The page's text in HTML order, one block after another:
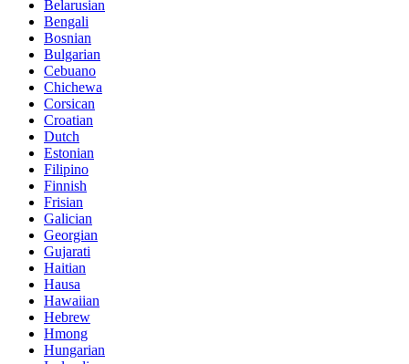
Belarusian
Bengali
Bosnian
Bulgarian
Cebuano
Chichewa
Corsican
Croatian
Dutch
Estonian
Filipino
Finnish
Frisian
Galician
Georgian
Gujarati
Haitian
Hausa
Hawaiian
Hebrew
Hmong
Hungarian